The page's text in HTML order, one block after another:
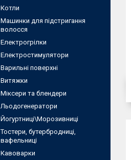
Котли
Машинки для підстригання
волосся
Електрогрілки
Електростимулятори
Варильні поверхні
Витяжки
Міксери та блендери
Льодогенератори
Йогуртниці\Морозивниці
Тостери, бутербродниці,
вафельниці
Кавоварки